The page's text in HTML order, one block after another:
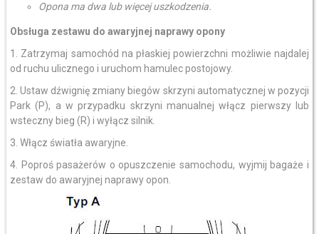
Opona ma dwa lub więcej uszkodzenia.
Obsługa zestawu do awaryjnej naprawy opony
1. Zatrzymaj samochód na płaskiej powierzchni możliwie najdalej
od ruchu ulicznego i uruchom hamulec postojowy.
2. Ustaw dźwignię zmiany biegów skrzyni automatycznej w pozycji
Park (P), a w przypadku skrzyni manualnej włącz pierwszy lub
wsteczny bieg (R) i wyłącz silnik.
3. Włącz światła awaryjne.
4. Poproś pasażerów o opuszczenie samochodu, wyjmij bagaże i
zestaw do awaryjnej naprawy opon.